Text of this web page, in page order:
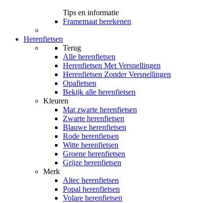
Tips en informatie
Framemaat berekenen
Herenfietsen
Terug
Alle herenfietsen
Herenfietsen Met Versnellingen
Herenfietsen Zonder Versnellingen
Opafietsen
Bekijk alle herenfietsen
Kleuren
Mat zwarte herenfietsen
Zwarte herenfietsen
Blauwe herenfietsen
Rode herenfietsen
Witte herenfietsen
Groene herenfietsen
Grijze herenfietsen
Merk
Altec herenfietsen
Popal herenfietsen
Volare herenfietsen